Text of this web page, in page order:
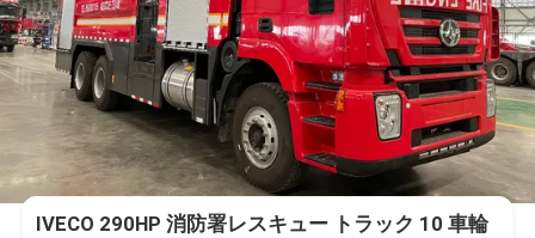
IVECO 290HP 消防署レスキュー トラック 10 車輪